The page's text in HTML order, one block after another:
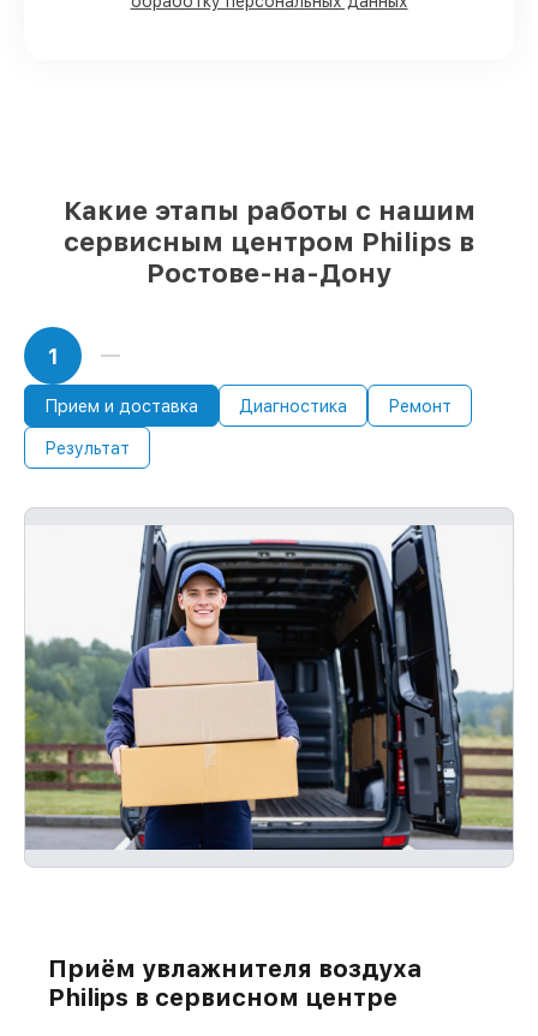
Какие этапы работы с нашим
сервисным центром Philips в
Ростове-на-Дону
1
Прием и доставка Диагностика Ремонт
Результат
Приём увлажнителя воздуха
Philips в сервисном центре